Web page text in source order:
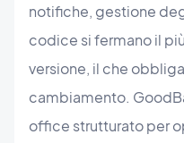
notifiche, gestione
codice si fermano il
versione, il che
cambiamento.
office strutturato per